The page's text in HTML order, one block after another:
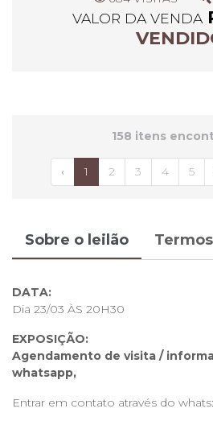
VALOR DA VENDA
158 itens
‹ 1 2 3 4 5
Sobre o leilão
DATA:
Dia 23/03 ÀS 20H30
EXPOSIÇÃO:
Agendamento de visita /
whatsapp,
Entrar em contato através do whats: